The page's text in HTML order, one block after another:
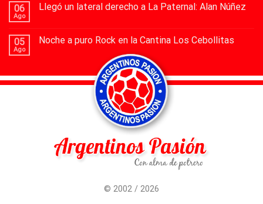
06
Ago
Llegó un lateral derecho a La Paternal: Alan Núñez
05
Ago
Noche a puro Rock en la Cantina Los Cebollitas
© 2002 / 2026